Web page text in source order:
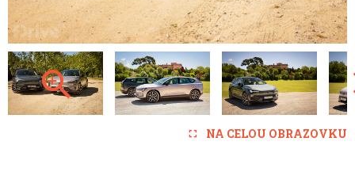
NA CELOU OBRAZOVKU